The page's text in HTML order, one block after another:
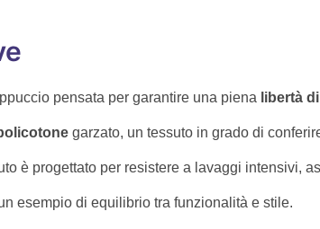
pensata per garantire una piena libertà
garzato, un tessuto in grado di
è progettato per resistere a lavaggi intensivi,
esempio di equilibrio tra funzionalità e stile.